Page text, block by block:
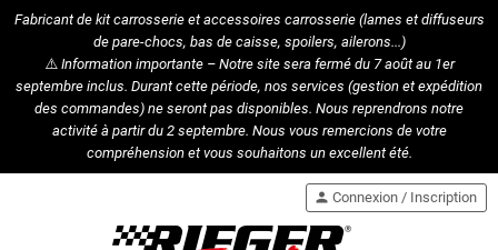
Fabricant de kit carrosserie et accessoires carrosserie (lames et diffuseurs
de pare-chocs, bas de caisse, spoilers, ailerons...)
⚠️Information importante – Notre site sera fermé du 7 août au 1er
septembre inclus. Durant cette période, nos services (gestion et expédition
des commandes) ne seront pas disponibles. Nous reprendrons notre
activité à partir du 2 septembre. Nous vous remercions de votre
compréhension et vous souhaitons un excellent été.
person Connexion / Inscription